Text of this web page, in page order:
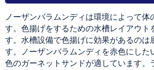
ノーザンバラムンディは環境によって体
す。色揚げをするための水槽レイアウト
す。水槽設備で色揚げに効果があるのは
す。ノーザンバラムンディを赤色にした
色のガーネットサンドが適しています。